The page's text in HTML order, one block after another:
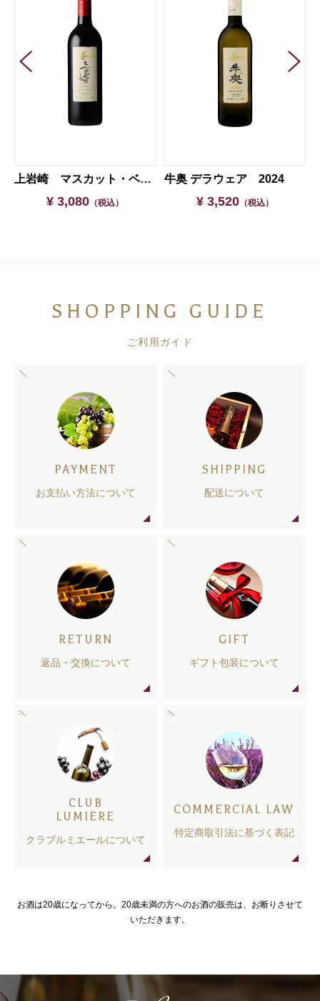
上岩崎 マスカット・ベイリーＡ 2022
¥ 3,080 （税込）
牛奥 デラウェア 2024
¥ 3,520 （税込）
SHOPPING GUIDE
ご利用ガイド
PAYMENT
お支払い方法について
SHIPPING
配送について
RETURN
返品・交換について
GIFT
ギフト包装について
CLUB
LUMIERE
クラブルミエールについて
COMMERCIAL LAW
特定商取引法に基づく表記
お酒は20歳になってから。20歳未満の方へのお酒の販売は、お断りさせて
いただきます。